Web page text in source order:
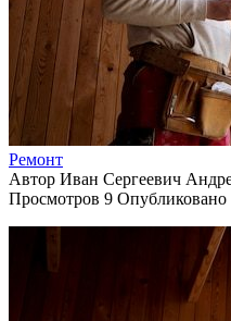
Ремонт
Автор Иван Сергеевич
Просмотров 9 Опубликовано